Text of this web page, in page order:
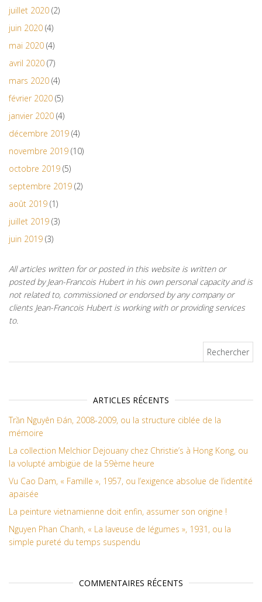
juillet 2020 (2)
juin 2020 (4)
mai 2020 (4)
avril 2020 (7)
mars 2020 (4)
février 2020 (5)
janvier 2020 (4)
décembre 2019 (4)
novembre 2019 (10)
octobre 2019 (5)
septembre 2019 (2)
août 2019 (1)
juillet 2019 (3)
juin 2019 (3)
All articles written for or posted in this website is written or
posted by Jean-Francois Hubert in his own personal capacity and is
not related to, commissioned or endorsed by any company or
clients Jean-Francois Hubert is working with or providing services
to.
ARTICLES RÉCENTS
Trần Nguyên Đán, 2008-2009, ou la structure ciblée de la
mémoire
La collection Melchior Dejouany chez Christie’s à Hong Kong, ou
la volupté ambigüe de la 59ème heure
Vu Cao Dam, « Famille », 1957, ou l’exigence absolue de l’identité
apaisée
La peinture vietnamienne doit enfin, assumer son origine !
Nguyen Phan Chanh, « La laveuse de légumes », 1931, ou la
simple pureté du temps suspendu
COMMENTAIRES RÉCENTS